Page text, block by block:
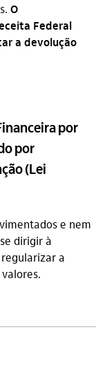
O
Federal
a devolução
por
por
(Lei
e nem
dirigir à
a